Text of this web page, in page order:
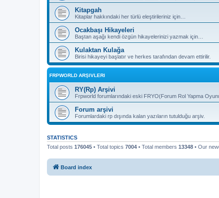
Kitapgah
Kitaplar hakkındaki her türlü eleştirileriniz için…
Ocakbaşı Hikayeleri
Baştan aşağı kendi özgün hikayelerinizi yazmak için…
Kulaktan Kulağa
Birisi hikayeyi başlatır ve herkes tarafından devam ettirilir.
FRPWORLD ARŞIVLERI
RY(Rp) Arşivi
Frpworld forumlarındaki eski FRYO(Forum Rol Yapma
Forum arşivi
Forumlardaki rp dışında kalan yazıların tutulduğu arşiv.
STATISTICS
Total posts 176045 • Total topics 7004 • Total members 13348 • Our
Board index